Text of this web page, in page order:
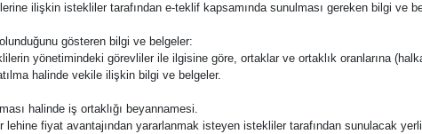
ilişkin istekliler tarafından e-teklif kapsamında sunulması gereken bilgi ve
gösteren bilgi ve belgeler:
yönetimindeki görevliler ile ilgisine göre, ortaklar ve ortaklık oranlarına
halinde vekile ilişkin bilgi ve belgeler.
halinde iş ortaklığı beyannamesi.
lehine fiyat avantajından yararlanmak isteyen istekliler tarafından sunulacak